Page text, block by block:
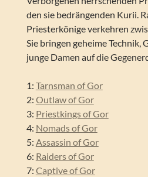
den sie bedrängenden Kurii.
Priesterkönige verkehren
Sie bringen geheime Technik,
junge Damen auf die
1: Tarnsman of Gor
2: Outlaw of Gor
3: Priestkings of Gor
4: Nomads of Gor
5: Assassin of Gor
6: Raiders of Gor
7: Captive of Gor